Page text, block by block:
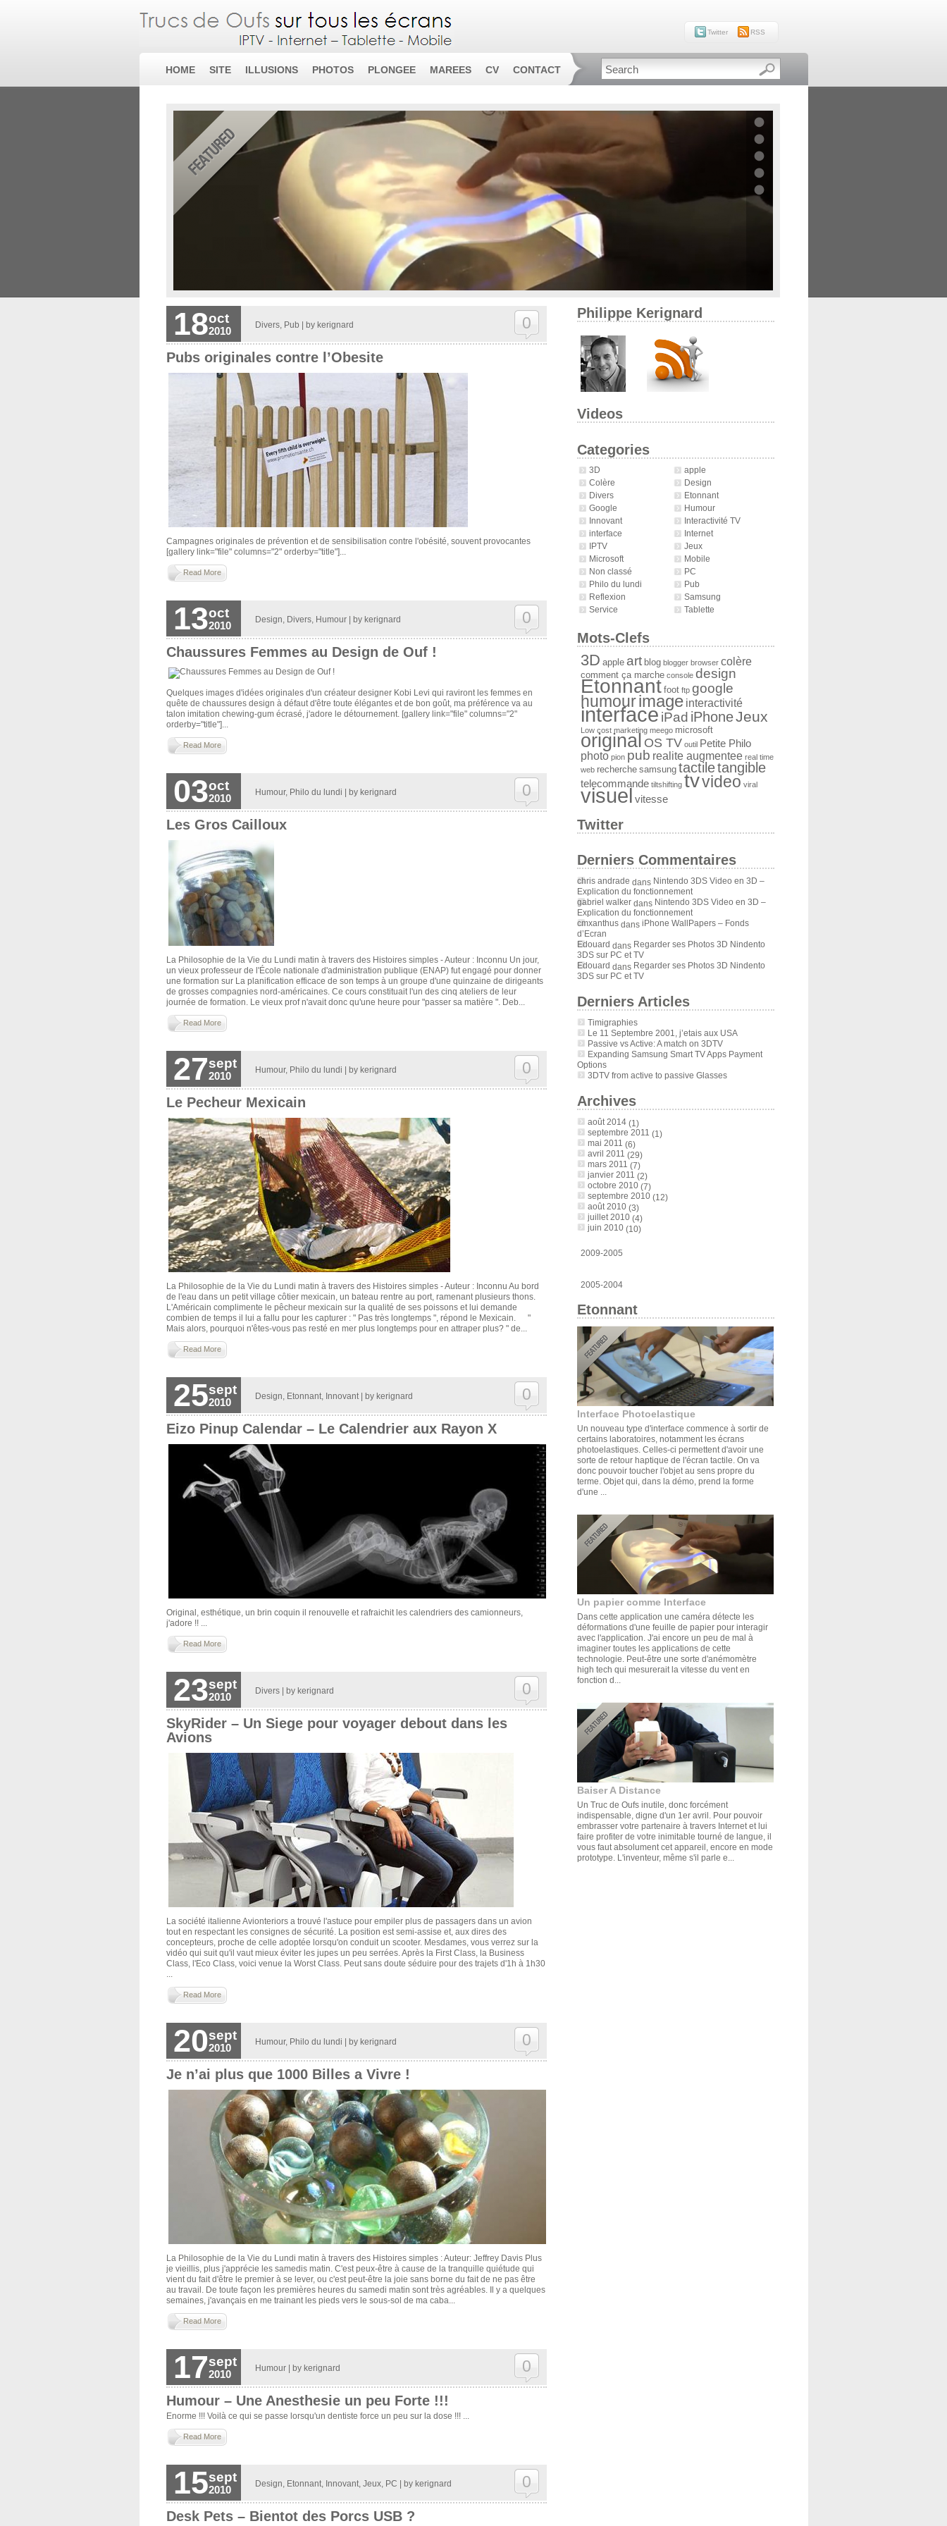
Twitter RSS
HOME SITE ILLUSIONS PHOTOS PLONGEE MAREES CV CONTACT
Philippe Kerignard
Videos
Categories
3D
apple
Colère
Design
Divers
Etonnant
Google
Humour
Innovant
Interactivité TV
interface
Internet
IPTV
Jeux
Microsoft
Mobile
Non classé
PC
Philo du lundi
Pub
Reflexion
Samsung
Service
Tablette
Mots-Clefs
3D apple art blog blogger browser colère
comment ça marche console design
Etonnant foot ftp google
humourimage interactivité
interface iPad iPhoneJeux
Low cost marketing meego microsoft
original OS TV outil Petite Philo
photo pion pub realite augmentee real time
web recherche samsung tactiletangible
telecommande tiltshifting tvvideo viral
visuel vitesse
Twitter
Derniers Commentaires
chris andrade dans Nintendo 3DS Video en 3D –
Explication du fonctionnement
gabriel walkerdans Nintendo 3DS Video en 3D –
Explication du fonctionnement
cmxanthusdans iPhone WallPapers – Fonds
d’Ecran
Edouard dans Regarder ses Photos 3D Nindento
3DS sur PC et TV
Edouard dans Regarder ses Photos 3D Nindento
3DS sur PC et TV
Derniers Articles
Timigraphies
Le 11 Septembre 2001, j’etais aux USA
Passive vs Active: A match on 3DTV
Expanding Samsung Smart TV Apps Payment
Options
3DTV from active to passive Glasses
Archives
août 2014(1)
septembre 2011 (1)
mai 2011 (6)
avril 2011 (29)
mars 2011 (7)
janvier 2011 (2)
octobre 2010(7)
septembre 2010(12)
août 2010(3)
juillet 2010(4)
juin 2010(10)
2009-2005
2005-2004
Etonnant
Interface Photoelastique
Un nouveau type d'interface commence à sortir de
certains laboratoires, notamment les écrans
photoelastiques. Celles-ci permettent d'avoir une
sorte de retour haptique de l'écran tactile. On va
donc pouvoir toucher l'objet au sens propre du
terme. Objet qui, dans la démo, prend la forme
d'une ...
Un papier comme Interface
Dans cette application une caméra détecte les
déformations d'une feuille de papier pour interagir
avec l'application. J'ai encore un peu de mal à
imaginer toutes les applications de cette
technologie. Peut-être une sorte d'anémomètre
high tech qui mesurerait la vitesse du vent en
fonction d...
Baiser A Distance
Un Truc de Oufs inutile, donc forcément
indispensable, digne d'un 1er avril. Pour pouvoir
embrasser votre partenaire à travers Internet et lui
faire profiter de votre inimitable tourné de langue, il
vous faut absolument cet appareil, encore en mode
prototype. L'inventeur, même s'il parle e...
18oct
2010
Divers, Pub | by kerignard 0
Pubs originales contre l’Obesite
Campagnes originales de prévention et de sensibilisation contre l'obésité, souvent provocantes
[gallery link="file" columns="2" orderby="title"]...
Read More
13oct
2010
Design Divers, Humour| by kerignard 0
Chaussures Femmes au Design de Ouf !
Quelques images d'idées originales d'un créateur designer Kobi Levi qui raviront les femmes en
quête de chaussures design à défaut d'être toute élégantes et de bon goût, ma préférence va au
talon imitation chewing-gum écrasé, j'adore le détournement. [gallery link="file" columns="2"
orderby="title"]...
Read More
03oct
2010
Humour, Philo du lundi | by kerignard 0
Les Gros Cailloux
La Philosophie de la Vie du Lundi matin à travers des Histoires simples - Auteur : Inconnu Un jour,
un vieux professeur de l'École nationale d'administration publique (ENAP) fut engagé pour donner
une formation sur La planification efficace de son temps à un groupe d'une quinzaine de dirigeants
de grosses compagnies nord-américaines. Ce cours constituait l'un des cinq ateliers de leur
journée de formation. Le vieux prof n'avait donc qu'une heure pour "passer sa matière ". Deb...
Read More
27sept
2010
Humour, Philo du lundi | by kerignard 0
Le Pecheur Mexicain
La Philosophie de la Vie du Lundi matin à travers des Histoires simples - Auteur : Inconnu Au bord
de l'eau dans un petit village côtier mexicain, un bateau rentre au port, ramenant plusieurs thons.
L'Américain complimente le pêcheur mexicain sur la qualité de ses poissons et lui demande
combien de temps il lui a fallu pour les capturer : " Pas très longtemps ", répond le Mexicain. "
Mais alors, pourquoi n'êtes-vous pas resté en mer plus longtemps pour en attraper plus? " de...
Read More
25sept
2010
Design Etonnant, Innovant| by kerignard 0
Eizo Pinup Calendar – Le Calendrier aux Rayon X
Original, esthétique, un brin coquin il renouvelle et rafraichit les calendriers des camionneurs,
j'adore !! ...
Read More
23sept
2010
Divers| by kerignard 0
SkyRider – Un Siege pour voyager debout dans les
Avions
La société italienne Avionteriors a trouvé l'astuce pour empiler plus de passagers dans un avion
tout en respectant les consignes de sécurité. La position est semi-assise et, aux dires des
concepteurs, proche de celle adoptée lorsqu'on conduit un scooter. Mesdames, vous verrez sur la
vidéo qui suit qu'il vaut mieux éviter les jupes un peu serrées. Après la First Class, la Business
Class, l'Eco Class, voici venue la Worst Class. Peut sans doute séduire pour des trajets d'1h à 1h30
Read More
20sept
2010
Humour, Philo du lundi | by kerignard 0
Je n’ai plus que 1000 Billes a Vivre !
La Philosophie de la Vie du Lundi matin à travers des Histoires simples : Auteur: Jeffrey Davis Plus
je vieillis, plus j'apprécie les samedis matin. C'est peux-être à cause de la tranquille quiétude qui
vient du fait d'être le premier à se lever, ou c'est peut-être la joie sans borne du fait de ne pas être
au travail. De toute façon les premières heures du samedi matin sont très agréables. Il y a quelques
semaines, j'avançais en me trainant les pieds vers le sous-sol de ma caba...
Read More
17sept
2010
Humour| by kerignard 0
Humour – Une Anesthesie un peu Forte !!!
Enorme !!! Voilà ce qui se passe lorsqu'un dentiste force un peu sur la dose !!! ...
Read More
15sept
2010
Design Etonnant, Innovant, Jeux, PC | by kerignard 0
Desk Pets – Bientot des Porcs USB ?